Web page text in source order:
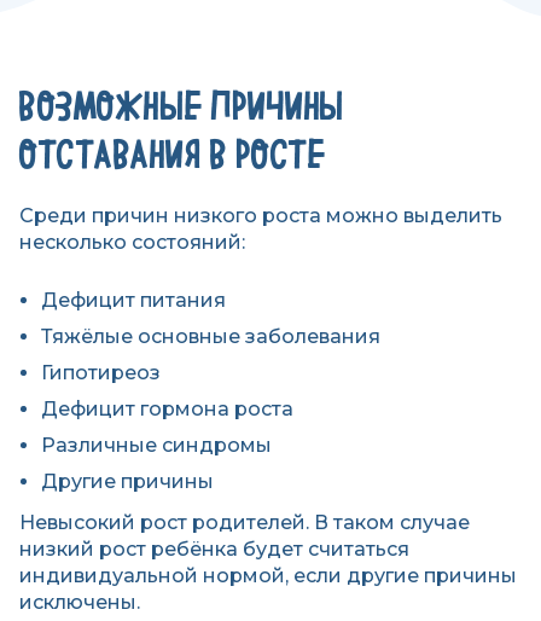
ВОЗМОЖНЫЕ ПРИЧИНЫ
ОТСТАВАНИЯ В РОСТЕ
Среди причин низкого роста можно выделить
несколько состояний:
Дефицит питания
Тяжёлые основные заболевания
Гипотиреоз
Дефицит гормона роста
Различные синдромы
Другие причины
Невысокий рост родителей. В таком случае
низкий рост ребёнка будет считаться
индивидуальной нормой, если другие причины
исключены.